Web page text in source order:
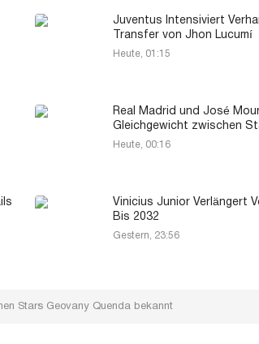
Juventus Intensiviert
Transfer von Jhon Lucumí
Heute, 01:15
Real Madrid und José
Gleichgewicht zwischen
Heute, 00:16
Vinicius Junior Verlängert
Bis 2032
Gestern, 23:56
Stars Geovany Quenda bekannt